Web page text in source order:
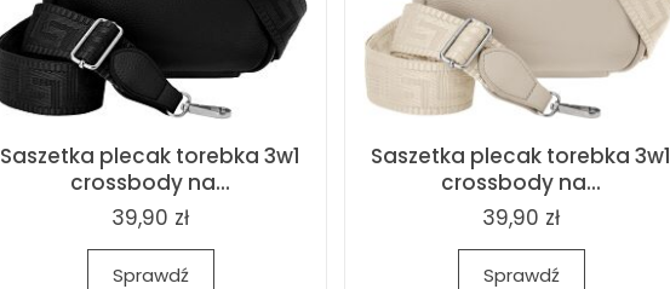
Saszetka plecak torebka 3w1
crossbody na...
39,90 zł
Sprawdź
Saszetka plecak torebka 3w1
crossbody na...
39,90 zł
Sprawdź